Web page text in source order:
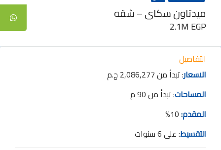
ميدتاون سكاى – شقه
2.1M EGP
التفاصيل
الاسعار: تبدأ من 2,086,277 ج.م
المساحات: تبدأ من 90 م
المقدم:
10%
التقسيط: على 6 سنوات